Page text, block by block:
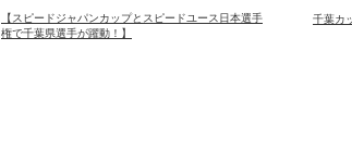
【スピードジャパンカップとスピードユース日本選手
権で千葉県選手が躍動！】
千葉カ